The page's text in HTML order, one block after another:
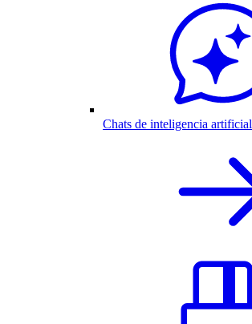
Chats de inteligencia artificial